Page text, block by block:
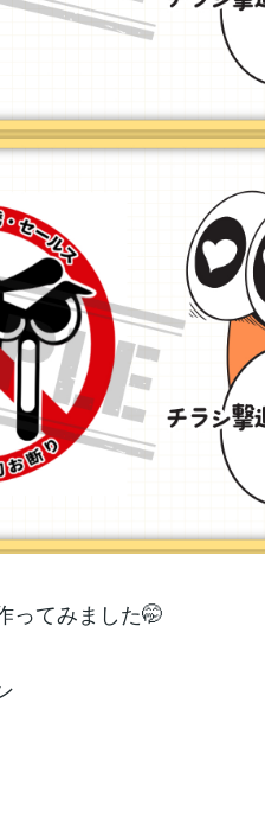
ってみました🤭